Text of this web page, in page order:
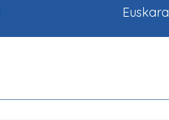
Euskara